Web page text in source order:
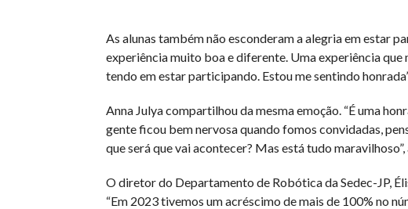
As alunas também não esconderam a alegria em estar
experiência muito boa e diferente. Uma experiência
tendo em estar participando. Estou me sentindo
Anna Julya compartilhou da mesma emoção. “É uma
gente ficou bem nervosa quando fomos convidadas,
que será que vai acontecer? Mas está tudo
O diretor do Departamento de Robótica da Sedec-JP,
“Em 2023 tivemos um acréscimo de mais de 100% no